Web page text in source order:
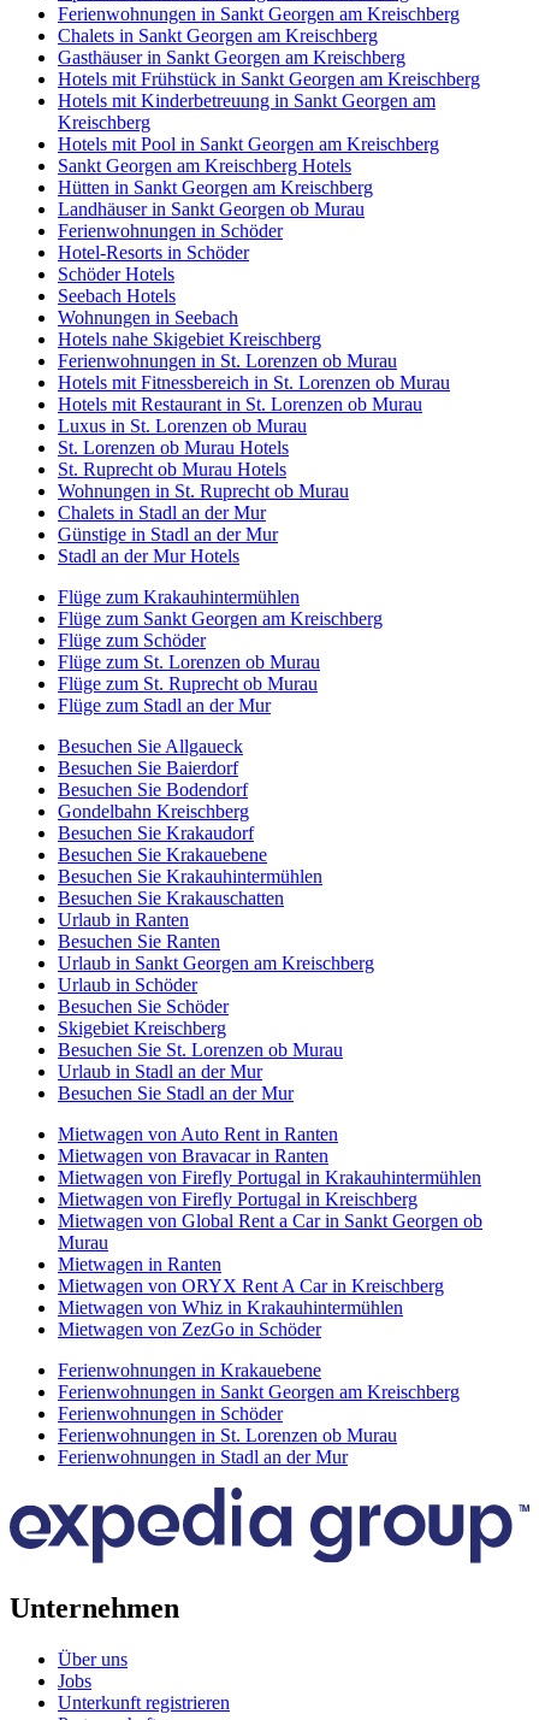
Ferienwohnungen in Sankt Georgen am Kreischberg
Chalets in Sankt Georgen am Kreischberg
Gasthäuser in Sankt Georgen am Kreischberg
Hotels mit Frühstück in Sankt Georgen am Kreischberg
Hotels mit Kinderbetreuung in Sankt Georgen am
Kreischberg
Hotels mit Pool in Sankt Georgen am Kreischberg
Sankt Georgen am Kreischberg Hotels
Hütten in Sankt Georgen am Kreischberg
Landhäuser in Sankt Georgen ob Murau
Ferienwohnungen in Schöder
Hotel-Resorts in Schöder
Schöder Hotels
Seebach Hotels
Wohnungen in Seebach
Hotels nahe Skigebiet Kreischberg
Ferienwohnungen in St. Lorenzen ob Murau
Hotels mit Fitnessbereich in St. Lorenzen ob Murau
Hotels mit Restaurant in St. Lorenzen ob Murau
Luxus in St. Lorenzen ob Murau
St. Lorenzen ob Murau Hotels
St. Ruprecht ob Murau Hotels
Wohnungen in St. Ruprecht ob Murau
Chalets in Stadl an der Mur
Günstige in Stadl an der Mur
Stadl an der Mur Hotels
Flüge zum Krakauhintermühlen
Flüge zum Sankt Georgen am Kreischberg
Flüge zum Schöder
Flüge zum St. Lorenzen ob Murau
Flüge zum St. Ruprecht ob Murau
Flüge zum Stadl an der Mur
Besuchen Sie Allgaueck
Besuchen Sie Baierdorf
Besuchen Sie Bodendorf
Gondelbahn Kreischberg
Besuchen Sie Krakaudorf
Besuchen Sie Krakauebene
Besuchen Sie Krakauhintermühlen
Besuchen Sie Krakauschatten
Urlaub in Ranten
Besuchen Sie Ranten
Urlaub in Sankt Georgen am Kreischberg
Urlaub in Schöder
Besuchen Sie Schöder
Skigebiet Kreischberg
Besuchen Sie St. Lorenzen ob Murau
Urlaub in Stadl an der Mur
Besuchen Sie Stadl an der Mur
Mietwagen von Auto Rent in Ranten
Mietwagen von Bravacar in Ranten
Mietwagen von Firefly Portugal in Krakauhintermühlen
Mietwagen von Firefly Portugal in Kreischberg
Mietwagen von Global Rent a Car in Sankt Georgen ob
Murau
Mietwagen in Ranten
Mietwagen von ORYX Rent A Car in Kreischberg
Mietwagen von Whiz in Krakauhintermühlen
Mietwagen von ZezGo in Schöder
Ferienwohnungen in Krakauebene
Ferienwohnungen in Sankt Georgen am Kreischberg
Ferienwohnungen in Schöder
Ferienwohnungen in St. Lorenzen ob Murau
Ferienwohnungen in Stadl an der Mur
Unternehmen
Über uns
Jobs
Unterkunft registrieren